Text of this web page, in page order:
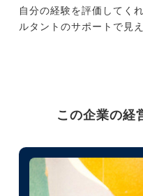
自分の経験を評価してく
ルタントのサポートで見
この企業の経